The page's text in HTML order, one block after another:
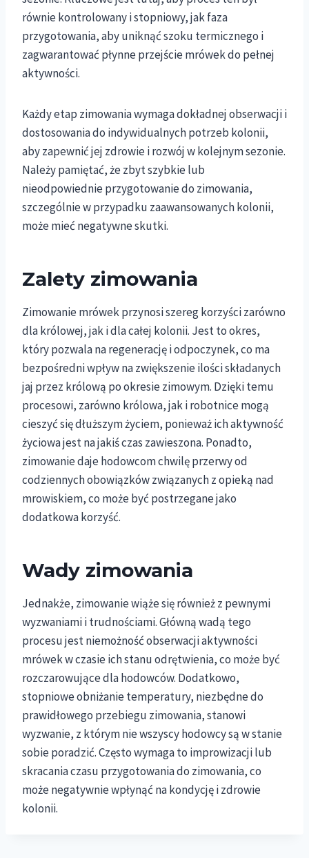
równie kontrolowany i stopniowy, jak faza
przygotowania, aby uniknąć szoku termicznego i
zagwarantować płynne przejście mrówek do pełnej
aktywności.
Każdy etap zimowania wymaga dokładnej obserwacji i
dostosowania do indywidualnych potrzeb kolonii,
aby zapewnić jej zdrowie i rozwój w kolejnym sezonie.
Należy pamiętać, że zbyt szybkie lub
nieodpowiednie przygotowanie do zimowania,
szczególnie w przypadku zaawansowanych kolonii,
może mieć negatywne skutki.
Zalety zimowania
Zimowanie mrówek przynosi szereg korzyści zarówno
dla królowej, jak i dla całej kolonii. Jest to okres,
który pozwala na regenerację i odpoczynek, co ma
bezpośredni wpływ na zwiększenie ilości składanych
jaj przez królową po okresie zimowym. Dzięki temu
procesowi, zarówno królowa, jak i robotnice mogą
cieszyć się dłuższym życiem, ponieważ ich aktywność
życiowa jest na jakiś czas zawieszona. Ponadto,
zimowanie daje hodowcom chwilę przerwy od
codziennych obowiązków związanych z opieką nad
mrowiskiem, co może być postrzegane jako
dodatkowa korzyść.
Wady zimowania
Jednakże, zimowanie wiąże się również z pewnymi
wyzwaniami i trudnościami. Główną wadą tego
procesu jest niemożność obserwacji aktywności
mrówek w czasie ich stanu odrętwienia, co może być
rozczarowujące dla hodowców. Dodatkowo,
stopniowe obniżanie temperatury, niezbędne do
prawidłowego przebiegu zimowania, stanowi
wyzwanie, z którym nie wszyscy hodowcy są w stanie
sobie poradzić. Często wymaga to improwizacji lub
skracania czasu przygotowania do zimowania, co
może negatywnie wpłynąć na kondycję i zdrowie
kolonii.